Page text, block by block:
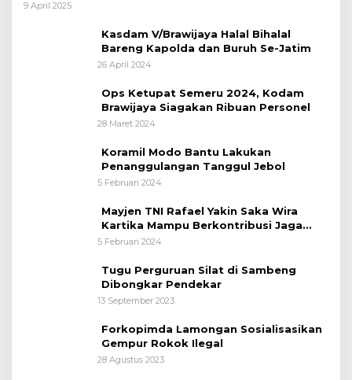
Jalur Pantura
9 April 2025
Kasdam V/Brawijaya Halal Bihalal
Bareng Kapolda dan Buruh Se-Jatim
26 April 2024
Ops Ketupat Semeru 2024, Kodam
Brawijaya Siagakan Ribuan Personel
28 Maret 2024
Koramil Modo Bantu Lakukan
Penanggulangan Tanggul Jebol
5 Februari 2024
Mayjen TNI Rafael Yakin Saka Wira
Kartika Mampu Berkontribusi Jaga
Kelestarian Alam
5 Februari 2024
Tugu Perguruan Silat di Sambeng
Dibongkar Pendekar
13 September 2023
Forkopimda Lamongan Sosialisasikan
Gempur Rokok Ilegal
28 Agustus 2023